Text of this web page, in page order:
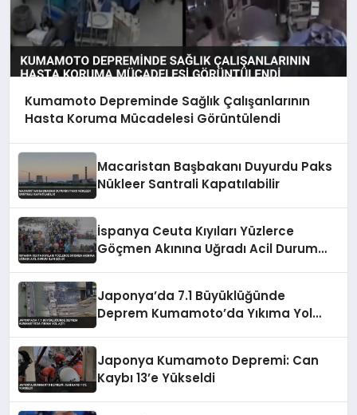
Kumamoto Depreminde Sağlık Çalışanlarının
Hasta Koruma Mücadelesi Görüntülendi
Macaristan Başbakanı Duyurdu Paks
Nükleer Santrali Kapatılabilir
İspanya Ceuta Kıyıları Yüzlerce
Göçmen Akınına Uğradı Acil Durum
Japonya’da 7.1 Büyüklüğünde
Deprem Kumamoto’da Yıkıma Yol
Japonya Kumamoto Depremi: Can
Kaybı 13’e Yükseldi